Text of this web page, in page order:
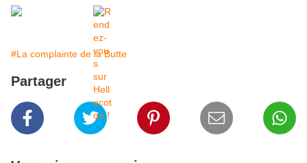
#La complainte de la Butte
Partager